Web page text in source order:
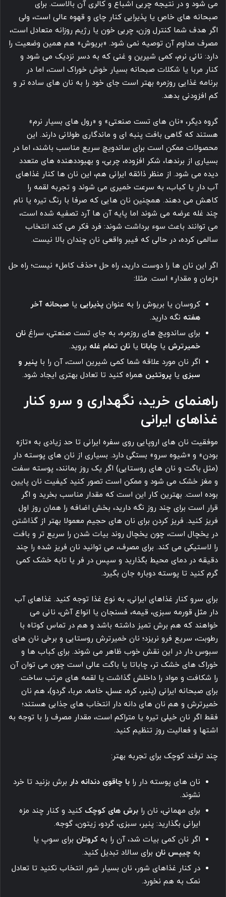
می شود و در نتیجه چربی اشباع و کالری آن بالاست. برای
صبحانه های خاص یا پذیرایی کنار چای و قهوه عالی است، ولی
اگر هدف شما کنترل وزن، چربی خون یا رژیم روزانه متعادل است،
مصرف مداوم آن توصیه نمی شود. «بریوش» هم همین وضعیت را
دارد: نانی نرم، کمی شیرین و غنی که به دسر نزدیک می شود و
کنار مربا یا شکلات صبحانه بسیار خوش خوراک است، اما در
برنامه غذایی روزمره بهتر است جای خود را به نان های ساده تر و
کم افزودنی بدهد.
گروه دیگر، «نان های تست صنعتی» و «رول های بسیار نرم»
هستند که گاهی بافت پنبه ای و ماندگاری طولانی دارند. این
محصولات ممکن است برای ساندویچ سریع مناسب باشند، اما در
بسیاری از برندها، شکر افزوده، چربی، و بهبوددهنده های متعدد
دیده می شود. از منظر ذائقه ایرانی هم، این نان ها کنار غذاهای
آب دار یا کباب، به سرعت خمیری می شوند و تجربه لقمه را
کاهش می دهند. همچنین نان هایی که صرفا با رنگ تیره یا نام
چند غله عرضه می شوند اما پایه آن ها آرد تصفیه شده است،
می توانند باعث سوء برداشت شوند: فرد فکر می کند انتخاب
سالمی کرده، در حالی که فیبر واقعی نان چندان بالا نیست.
اگر این نان ها را دوست دارید، راه حل «حذف کامل» نیست؛ راه حل
«زمان و مقدار» است. مثلا:
کروسان یا بریوش را به عنوان پذیرایی یا صبحانه آخر
هفته نگه دارید.
برای ساندویچ های روزمره، به جای تست صنعتی، سراغ نان
خمیرترش یا چاباتا یا نان تمام غله بروید.
اگر نان مورد علاقه شما کمی شیرین است، آن را با پنیر و
سبزی یا پروتئین همراه کنید تا تعادل بهتری ایجاد شود.
راهنمای خرید، نگهداری و سرو کنار
غذاهای ایرانی
موفقیت نان های اروپایی روی سفره ایرانی تا حد زیادی به «تازه
بودن» و «شیوه سرو» بستگی دارد. بسیاری از نان های پوسته دار
(مثل باگت و نان های روستایی) اگر یک روز بمانند، پوسته سفت
و مغز خشک می شود و ممکن است تصور کنید کیفیت نان پایین
بوده است. بهترین کار این است که مقدار مناسب بخرید و اگر
قرار است برای چند روز نگه دارید، بخش اضافه را همان روز اول
فریز کنید. فریز کردن برای نان های حجیم معمولا بهتر از گذاشتن
در یخچال است، چون یخچال روند بیات شدن را سریع تر و بافت
را لاستیکی می کند. برای مصرف، می توانید نان فریز شده را چند
دقیقه در دمای محیط بگذارید و سپس در فر یا تابه خشک کمی
گرم کنید تا پوسته دوباره جان بگیرد.
برای سرو کنار غذاهای ایرانی، به نوع غذا توجه کنید. غذاهای آب
دار مثل قورمه سبزی، قیمه، فسنجان یا انواع آش، نانی می
خواهند که هم برش تمیز داشته باشد و هم در تماس کوتاه با
رطوبت، سریع فرو نریزد؛ نان خمیرترش روستایی و برخی نان های
سبوس دار در این نقش خوب ظاهر می شوند. برای کباب ها و
خوراک های خشک تر، چاباتا یا باگت عالی است چون می توان آن
را شکافت و مواد را داخلش گذاشت یا لقمه های مرتب ساخت.
برای صبحانه ایرانی (پنیر، کره، عسل، خامه، مربا، گردو)، هم نان
خمیرترش و هم نان های دانه دار انتخاب های جذابی هستند؛
فقط اگر نان خیلی تیره یا متراکم است، مقدار مصرف را با توجه به
اشتها و فعالیت روز تنظیم کنید.
چند ترفند کوچک برای تجربه بهتر:
نان های پوسته دار را با چاقوی دندانه دار برش بزنید تا خرد
نشوند.
برای مهمانی، نان را برش های کوچک کنید و کنار چند مزه
ایرانی بگذارید: پنیر، سبزی، گردو، زیتون، گوجه.
اگر نان کمی بیات شد، آن را به کروتان برای سوپ یا
به چیپس نان برای سالاد تبدیل کنید.
در کنار غذاهای شور، نان بسیار شور انتخاب نکنید تا تعادل
نمک به هم نخورد.